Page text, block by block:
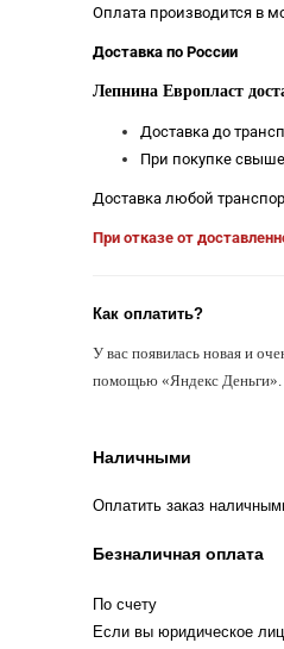
Оплата производится в
Доставка по России
Лепнина Европласт
Доставка до
При покупке
Доставка любой
При отказе от
Как оплатить?
У вас появилась новая и
помощью «Яндекс Деньги».
Наличными
Оплатить заказ
Безналичная оплата
По счету
Если вы юридическое